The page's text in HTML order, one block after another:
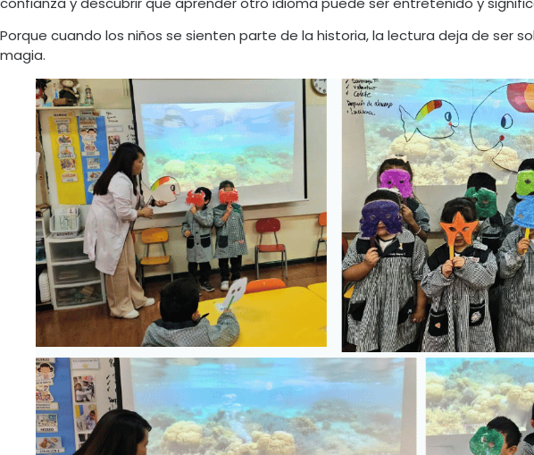
Porque cuando los niños se sienten parte de la historia, la lectura deja de ser
magia.